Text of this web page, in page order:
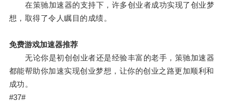
在策驰加速器的支持下，许多创业者成功实现了创业梦
想，取得了令人瞩目的成绩。
免费游戏加速器推荐
无论你是初创创业者还是经验丰富的老手，策驰加速器
都能帮助你加速实现创业梦想，让你的创业之路更加顺利和
成功。
#37#